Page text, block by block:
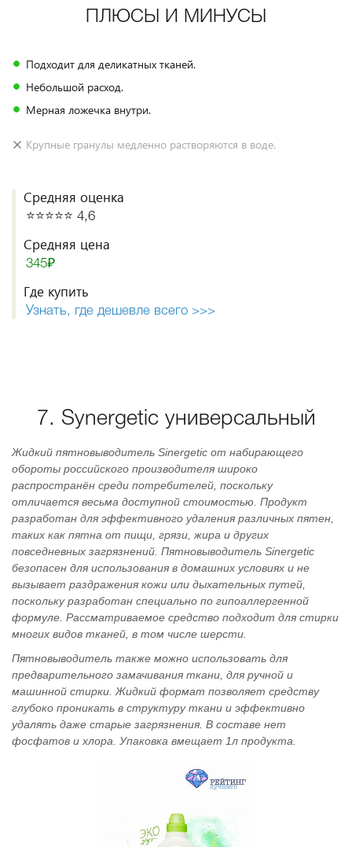
ПЛЮСЫ И МИНУСЫ
Подходит для деликатных тканей.
Небольшой расход.
Мерная ложечка внутри.
Крупные гранулы медленно растворяются в воде.
Средняя оценка
⭐️⭐️⭐️⭐️⭐️ 4,6
Средняя цена
345₽
Где купить
Узнать, где дешевле всего >>>
7. Synergetic универсальный
Жидкий пятновыводитель Sinergetic от набирающего
обороты российского производителя широко
распространён среди потребителей, поскольку
отличается весьма доступной стоимостью. Продукт
разработан для эффективного удаления различных пятен,
таких как пятна от пищи, грязи, жира и других
повседневных загрязнений. Пятновыводитель Sinergetic
безопасен для использования в домашних условиях и не
вызывает раздражения кожи или дыхательных путей,
поскольку разработан специально по гипоаллергенной
формуле. Рассматриваемое средство подходит для стирки
многих видов тканей, в том числе шерсти.
Пятновыводитель также можно использовать для
предварительного замачивания ткани, для ручной и
машинной стирки. Жидкий формат позволяет средству
глубоко проникать в структуру ткани и эффективно
удалять даже старые загрязнения. В составе нет
фосфатов и хлора. Упаковка вмещает 1л продукта.